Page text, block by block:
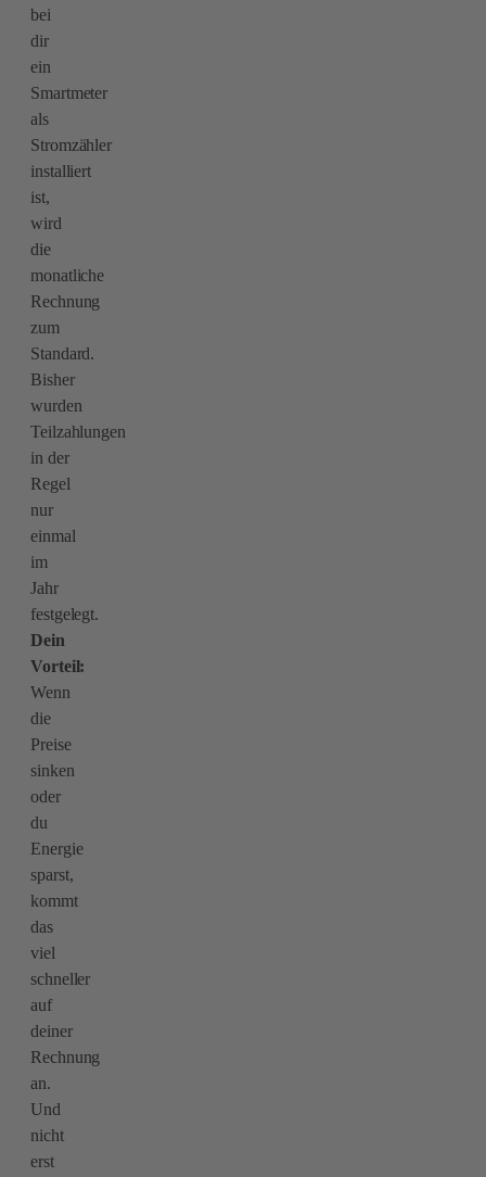
bei
dir
ein
Smartmeter
als
Stromzähler
installiert
ist,
wird
die
monatliche
Rechnung
zum
Standard.
Bisher
wurden
Teilzahlungen
in der
Regel
nur
einmal
im
Jahr
festgelegt.
Dein
Vorteil:
Wenn
die
Preise
sinken
oder
du
Energie
sparst,
kommt
das
viel
schneller
auf
deiner
Rechnung
an.
Und
nicht
erst